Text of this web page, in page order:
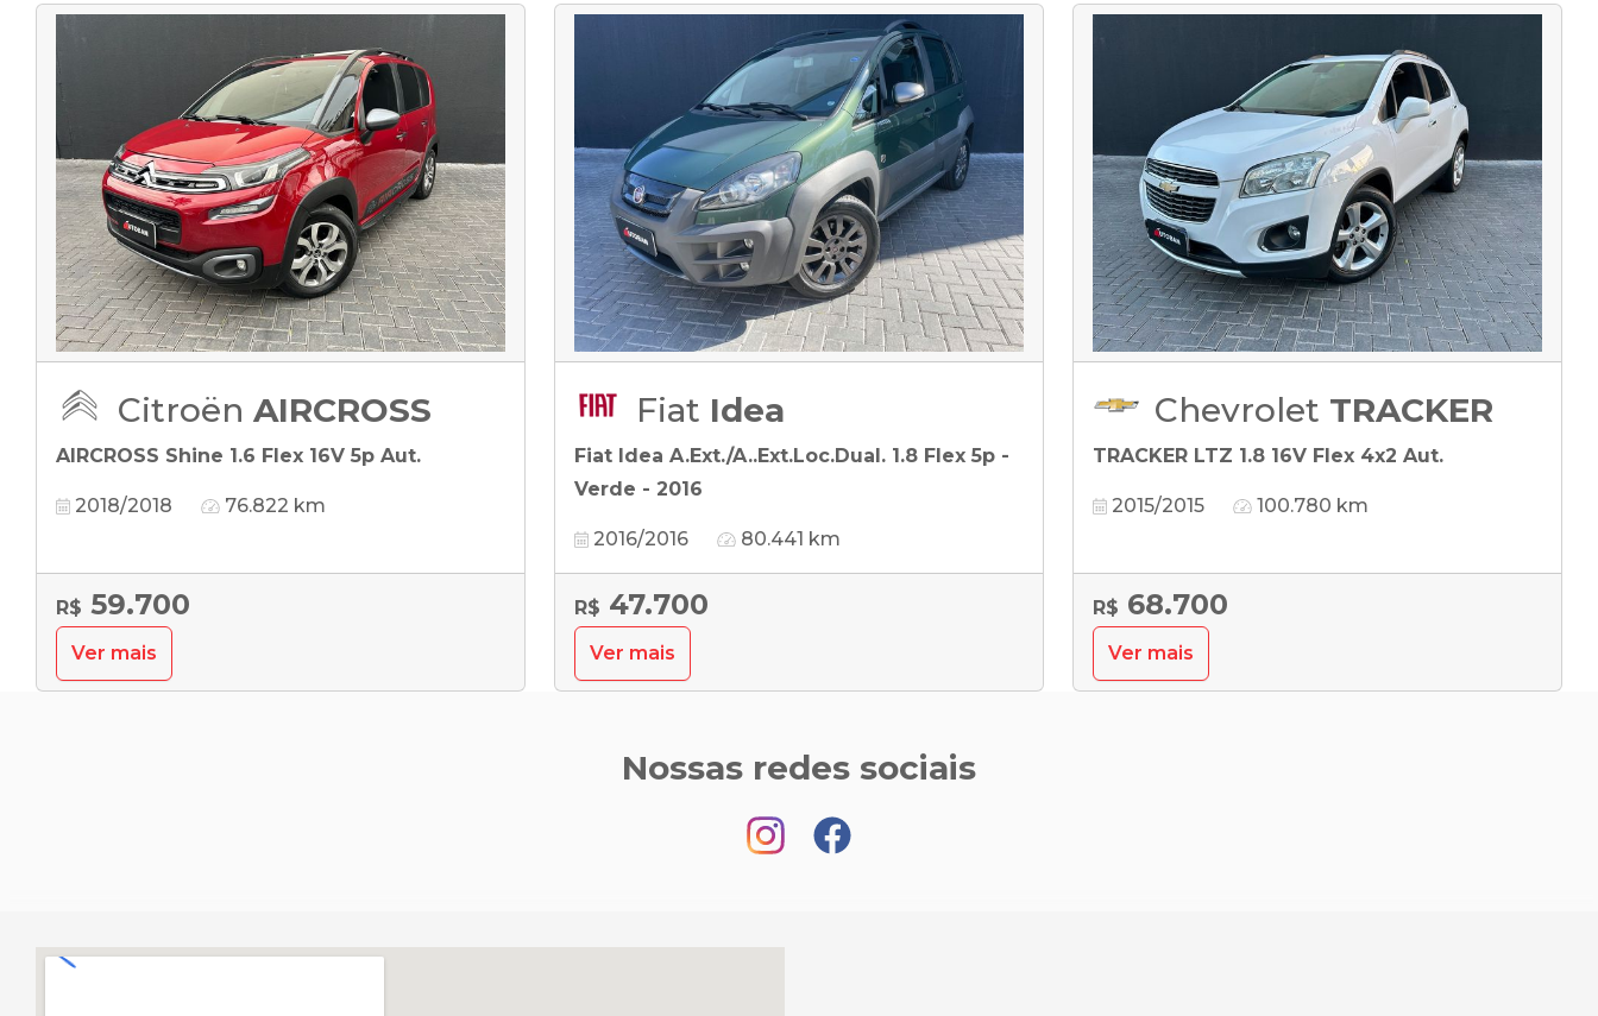
Citroën AIRCROSS
AIRCROSS Shine 1.6 Flex 16V 5p Aut.
2018/2018 76.822 km
R$ 59.700
Ver mais
Fiat Idea
Fiat Idea A.Ext./A..Ext.Loc.Dual. 1.8 Flex 5p -
Verde - 2016
2016/2016 80.441 km
R$ 47.700
Ver mais
Chevrolet TRACKER
TRACKER LTZ 1.8 16V Flex 4x2 Aut.
2015/2015 100.780 km
R$ 68.700
Ver mais
Nossas redes sociais